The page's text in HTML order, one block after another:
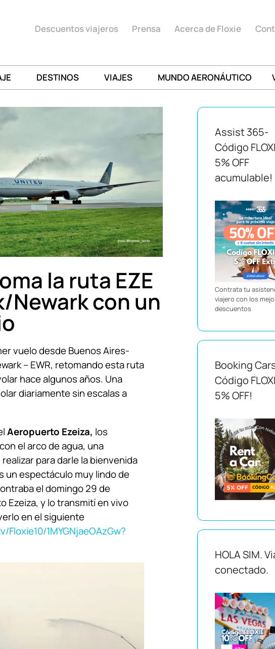
Descuentos viajeros Prensa Acerca de Floxie
DESTINOS VIAJES MUNDO AERONÁUTICO
Assist 365-
Código
5% OFF
acumulable!
Contrata tu
viajero con los
descuentos
Booking
Código
5% OFF!
HOLA SIM.
conectado.
la ruta EZE
Newark con un
vuelo desde Buenos Aires-
– EWR, retomando esta ruta
hace algunos años. Una
diariamente sin escalas a
Aeropuerto Ezeiza, los
el arco de agua, una
para darle la bienvenida
un espectáculo muy lindo de
el domingo 29 de
Ezeiza, y lo transmití en vivo
en el siguiente
1MYGNjaeOAzGw?